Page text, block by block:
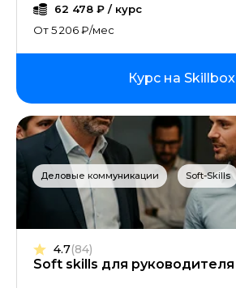
62 478 ₽ / курс
От 5 206 ₽/мес
Курс на Skillbox
Деловые коммуникации Soft-Skills
Soft skills для руководителя
4.7(84)